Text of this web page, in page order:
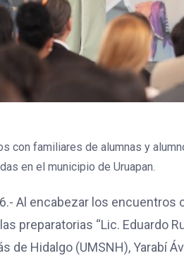
con familiares de alumnas y
en el municipio de Uruapan.
Al encabezar los
preparatorias “Lic. Eduardo
de Hidalgo (UMSNH), Yarabí